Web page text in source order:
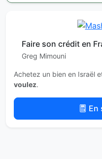
Faire son crédit en
Greg Mimouni
Achetez un bien en Israël
voulez.
En